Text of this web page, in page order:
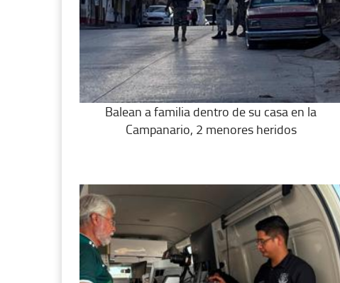
Balean a familia dentro de su casa en la
Campanario, 2 menores heridos